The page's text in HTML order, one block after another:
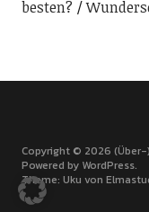
besten?
Copyright © 2026
Powered by WordPress
Theme: Uku von